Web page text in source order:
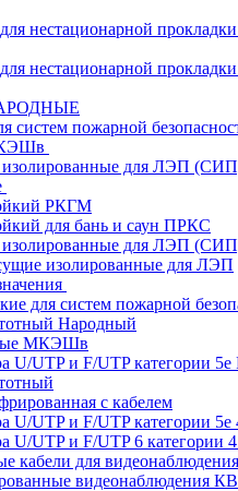
нестационарной
нестационарной
систем пожарной
изолированные для ЛЭП
РКГМ
для бань и саун ПРКС
изолированные для ЛЭП
изолированные для ЛЭП
для систем пожарной
Народный
МКЭШв
U/UTP и F/UTP категории 5е
с кабелем
U/UTP и F/UTP категории
U/UTP и F/UTP 6 категории
кабели для